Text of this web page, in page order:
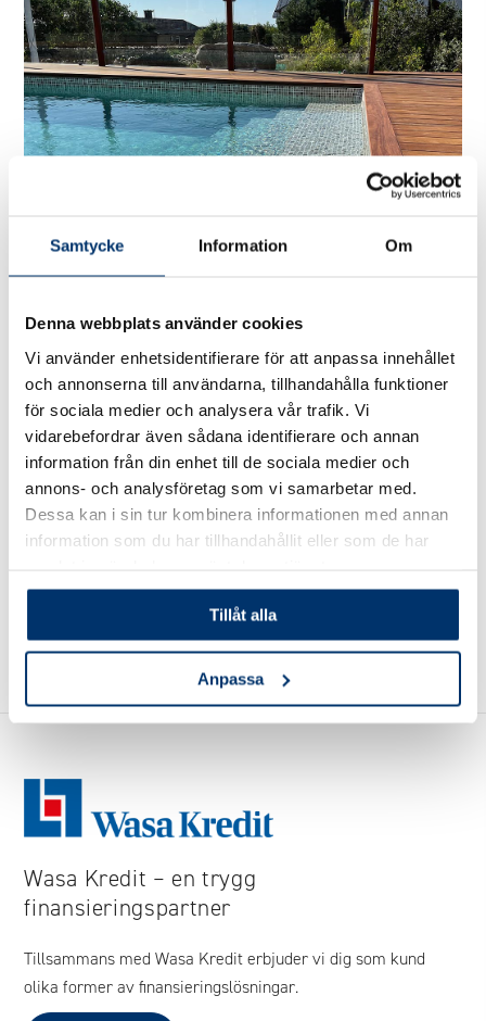
Samtycke Information Om
Denna webbplats använder cookies
Vi använder enhetsidentifierare för att anpassa innehållet
och annonserna till användarna, tillhandahålla funktioner
för sociala medier och analysera vår trafik. Vi
vidarebefordrar även sådana identifierare och annan
information från din enhet till de sociala medier och
annons- och analysföretag som vi samarbetar med.
Dessa kan i sin tur kombinera informationen med annan
information som du har tillhandahållit eller som de har
Tillåt alla
Anpassa
Wasa Kredit – en trygg
finansieringspartner
Tillsammans med Wasa Kredit erbjuder vi dig som kund
olika former av finansieringslösningar.